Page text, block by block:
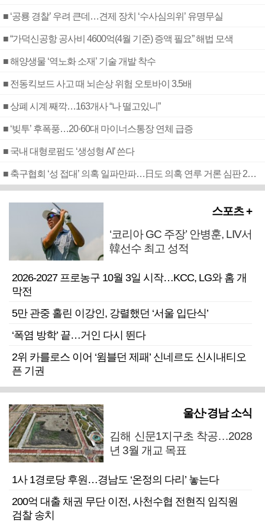
■ ‘공룡 경찰’ 우려 큰데…견제 장치 ‘수사심의위’ 유명무실
■ “가덕신공항 공사비 4600억(4월 기준) 증액 필요” 해법 모색
■ 해양생물 ‘역노화 소재’ 기술 개발 착수
■ 전동킥보드 사고 때 뇌손상 위험 오토바이 3.5배
■ 상폐 시계 째깍…163개사 “나 떨고있니”
■ ‘빚투’ 후폭풍…20·60대 마이너스통장 연체 급증
■ 국내 대형로펌도 ‘생성형 AI’ 쓴다
■ 축구협회 ‘성 접대’ 의혹 일파만파…日도 의혹 연루 거론 심판 2명 조사
스포츠 +
‘코리아 GC 주장’ 안병훈, LIV서
韓선수 최고 성적
2026-2027 프로농구 10월 3일 시작…KCC, LG와 홈 개
막전
5만 관중 홀린 이강인, 강렬했던 ‘서울 입단식’
‘폭염 방학’ 끝…거인 다시 뛴다
2위 카를로스 이어 ‘윔블던 제패’ 신네르도 신시내티오
픈 기권
울산·경남 소식
김해 신문1지구초 착공…2028
년 3월 개교 목표
1사 1경로당 후원…경남도 ‘온정의 다리’ 놓는다
200억 대출 채권 무단 이전, 사천수협 전현직 임직원
검찰 송치